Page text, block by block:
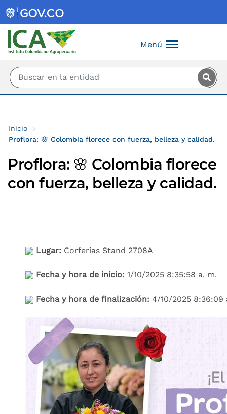
Menú
Inicio
Proflora: ​🌸 Colombia florece con fuerza, belleza y calidad.
Proflora: ​🌸 Colombia florece
con fuerza, belleza y calidad.
Lugar: Corferias Stand 2708A
Fecha y hora de inicio: 1/10/2025 8:35:58 a. m.
Fecha y hora de finalización: 4/10/2025 8:36:09